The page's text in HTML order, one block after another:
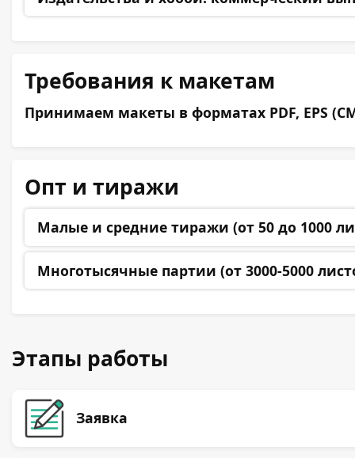
Требования к макетам
Принимаем макеты в форматах PDF, EPS
Опт и тиражи
Малые и средние тиражи (от 50 до 1000
Многотысячные партии (от 3000-5000
Этапы работы
Заявка